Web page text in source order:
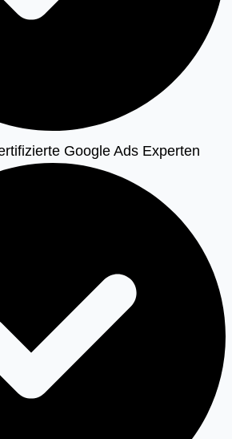
Google Ads Experten